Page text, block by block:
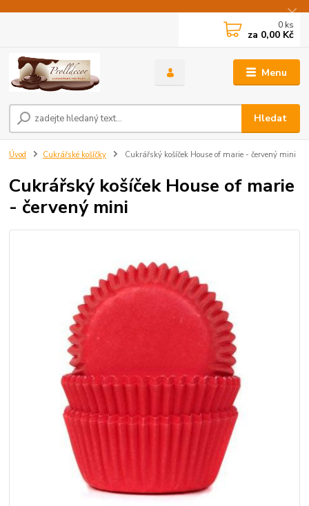
Menu
Hledat
0 ks
za 0,00 Kč
Úvod Cukrářské košíčky Cukrářský košíček House of marie - červený mini
Cukrářský košíček House of marie
- červený mini